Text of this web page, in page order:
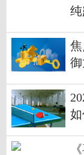
纯
焦